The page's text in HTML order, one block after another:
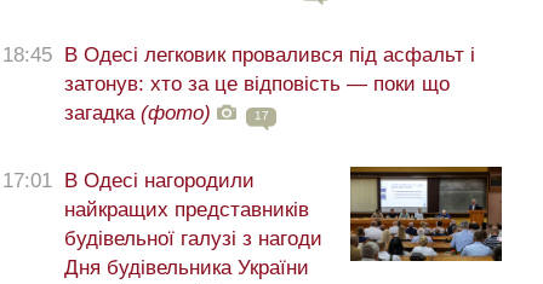
18:45
В Одесі легковик провалився під асфальт і
затонув: хто за це відповість — поки що
загадка (фото) 17
17:01
В Одесі нагородили
найкращих представників
будівельної галузі з нагоди
Дня будівельника України